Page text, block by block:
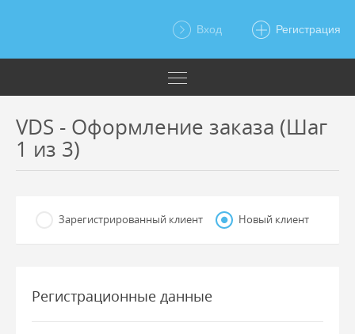
Вход Регистрация
VDS - Оформление заказа (Шаг
1 из 3)
Зарегистрированный клиент Новый клиент
Регистрационные данные